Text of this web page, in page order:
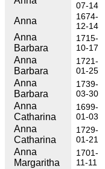
07-14
Anna
1674-
12-14
Anna
Barbara
1715-
10-17
Anna
Barbara
1721-
01-25
Anna
Barbara
1739-
03-30
Anna
Catharina
1699-
01-03
Anna
Catharina
1729-
01-21
Anna
Margaritha
1701-
11-11